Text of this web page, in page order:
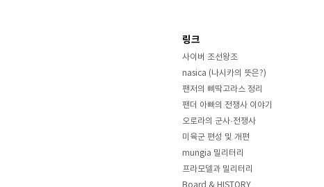
링크
사이버 조선왕조
nasica (나시카의 뜻은?)
팬저의 삐딱고라스 정리
팬더 아빠의 전쟁사 이야기
오로라의 군사·전쟁사
미육군 편성 및 개편
mungia 밀리터리
프라모델과 밀리터리